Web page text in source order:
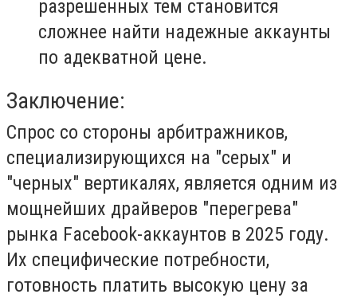
разрешенных тем становится
сложнее найти надежные аккаунты
по адекватной цене.
Заключение:
Спрос со стороны арбитражников,
специализирующихся на "серых" и
"черных" вертикалях, является одним из
мощнейших драйверов "перегрева"
рынка Facebook-аккаунтов в 2025 году.
Их специфические потребности,
готовность платить высокую цену за